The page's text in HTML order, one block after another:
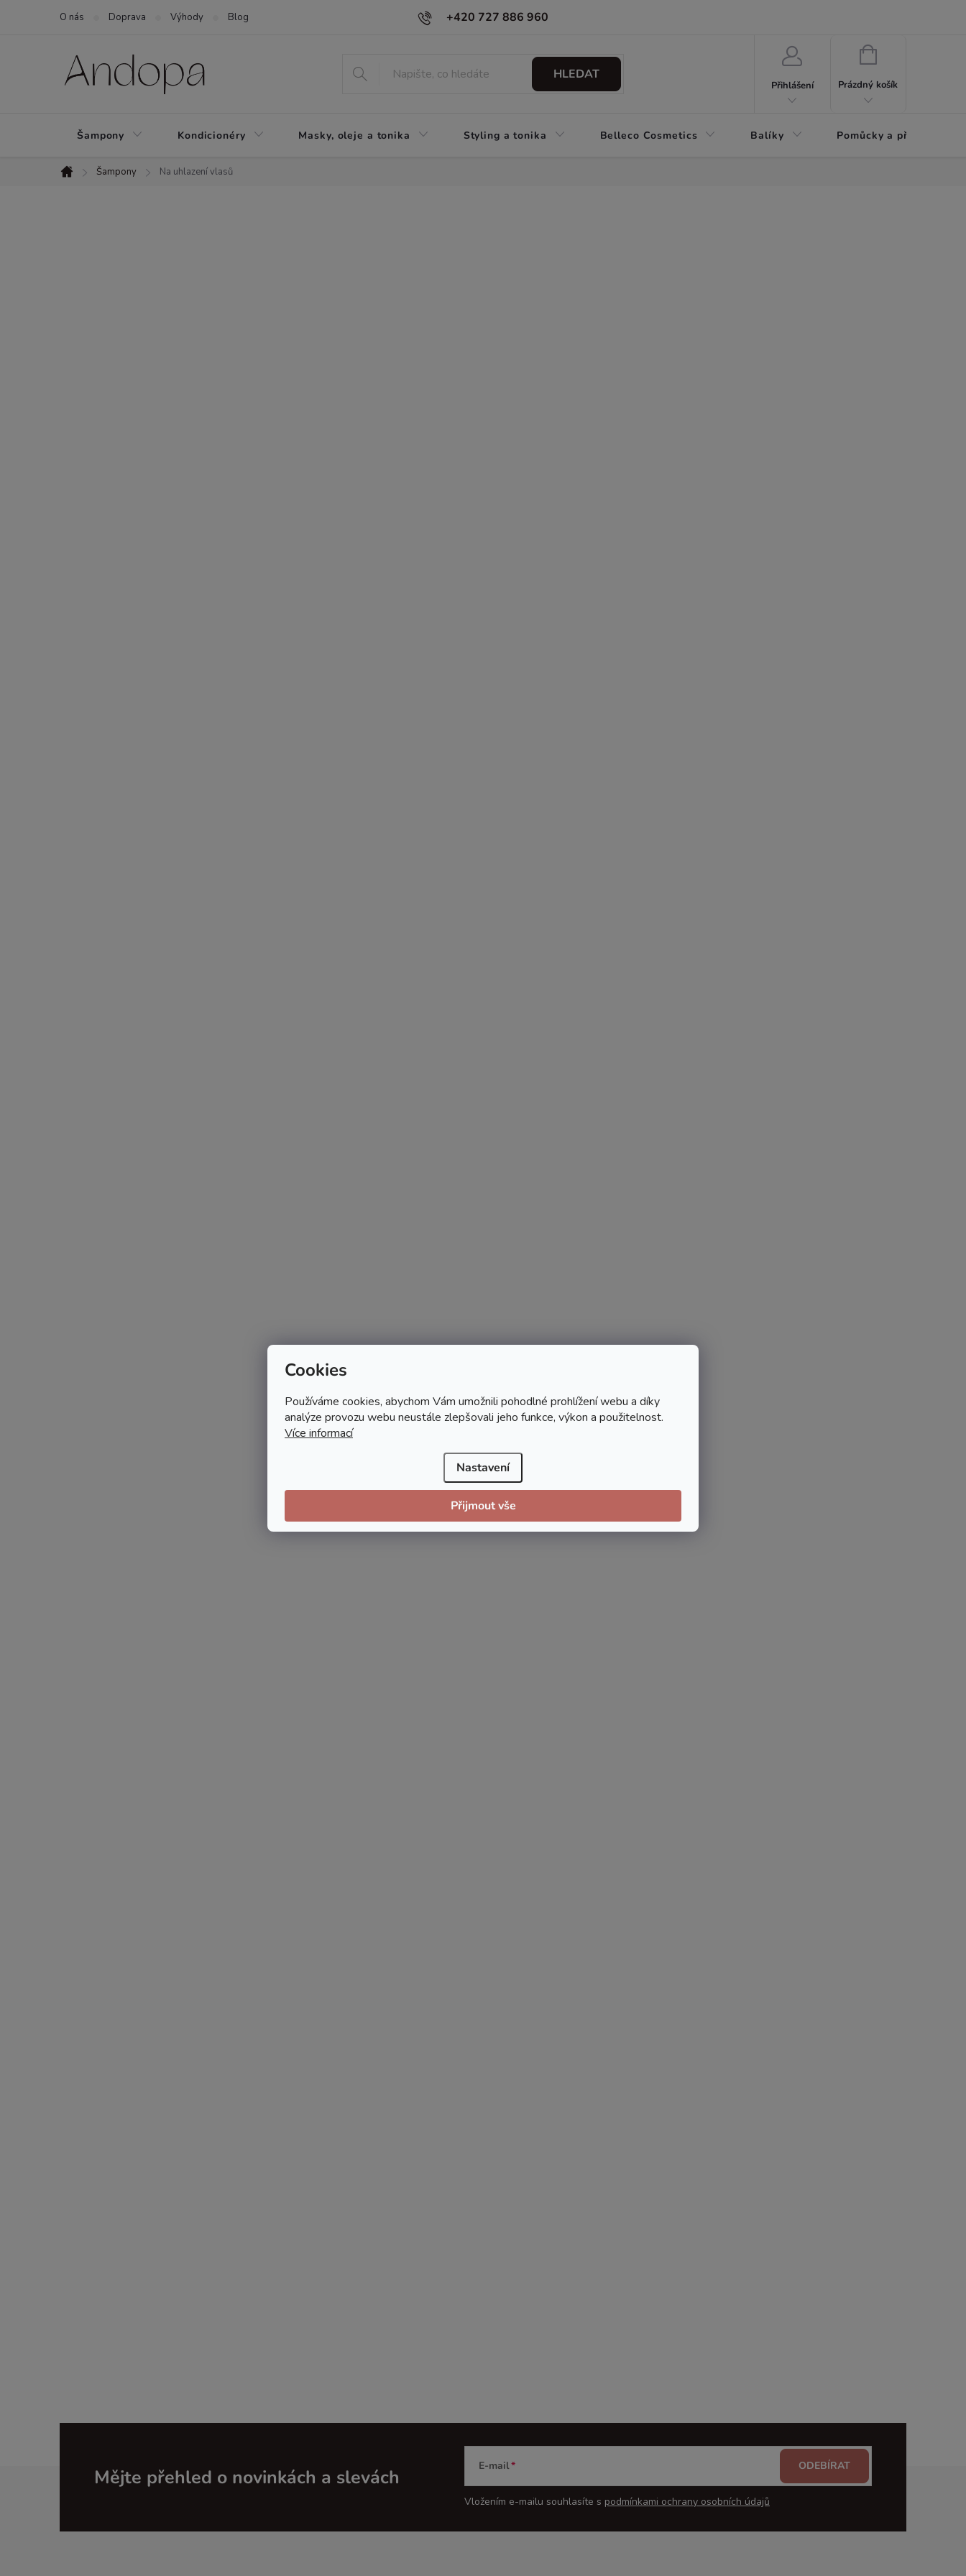
Cookies
Používáme cookies, abychom Vám umožnili pohodlné prohlížení webu a díky
analýze provozu webu neustále zlepšovali jeho funkce, výkon a použitelnost.
Více informací
Nastavení
Přijmout vše
+420 727 886 960
O nás Doprava Výhody Blog
HLEDAT
Přihlášení
NÁKUPNÍ
Prázdný košík
Šampony Kondicionéry Masky, oleje a tonika Styling a tonika Belleco Cosmetics Balíky Pomůcky a příslušenství
Domů
Šampony Na uhlazení vlasů
Mějte přehled o novinkách a slevách E-mail
Vložením e-mailu souhlasíte s podmínkami ochrany osobních údajů
ODEBÍRAT